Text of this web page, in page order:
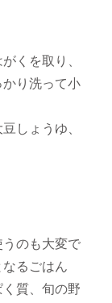
くを取り、
り洗って小
しょうゆ、
のも大変で
るごはん
質、旬の野